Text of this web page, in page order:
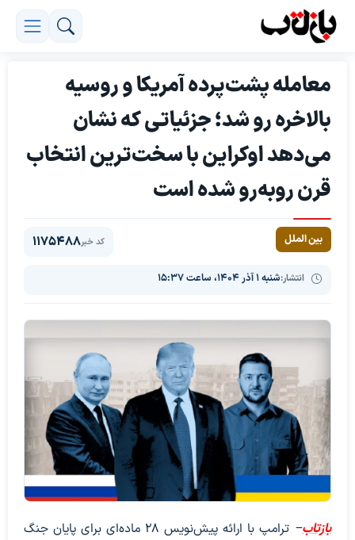
معامله پشت‌پرده آمریکا و روسیه
بالاخره رو شد؛ جزئیاتی که نشان
می‌دهد اوکراین با سخت‌ترین انتخاب
قرن روبه‌رو شده است
بین الملل
انتشار:شنبه ۱ آذر ۱۴۰۴، ساعت ۱۵:۳۷
کد خبر1175488
بازتاب–
ترامپ با ارائه پیش‌نویس ۲۸ ماده‌ای برای پایان جنگ